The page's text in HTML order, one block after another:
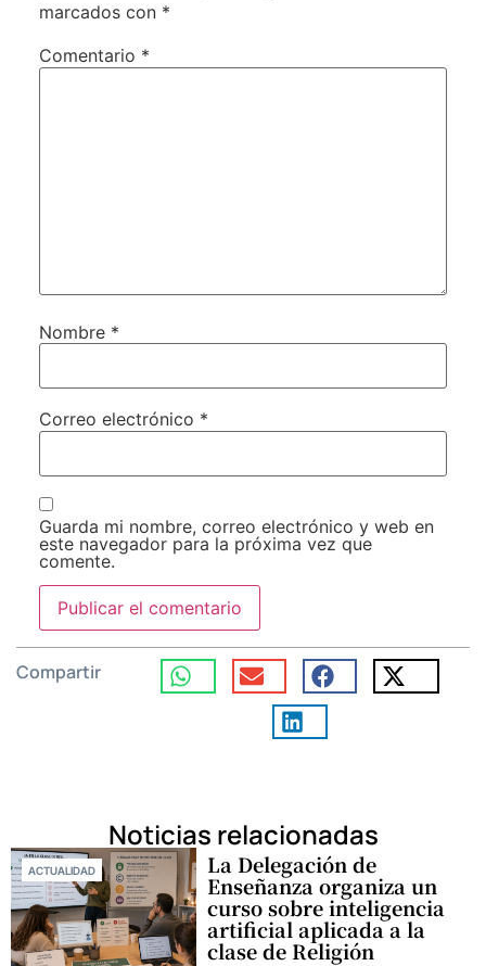
marcados con *
Comentario *
Nombre *
Correo electrónico *
Guarda mi nombre, correo electrónico y web en
este navegador para la próxima vez que
comente.
Compartir
Noticias relacionadas
ACTUALIDAD La Delegación de
Enseñanza organiza un
curso sobre inteligencia
artificial aplicada a la
clase de Religión